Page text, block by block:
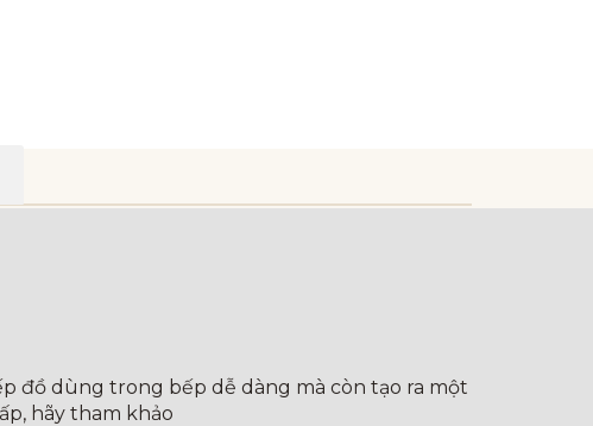
đồ dùng trong bếp dễ dàng mà còn tạo ra một
hãy tham khảo